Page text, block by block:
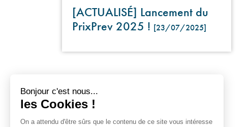
[ACTUALISÉ] Lancement du
PrixPrev 2025 ! [23/07/2025]
Bonjour c'est nous...
les Cookies !
On a attendu d'être sûrs que le contenu de ce site vous intéresse